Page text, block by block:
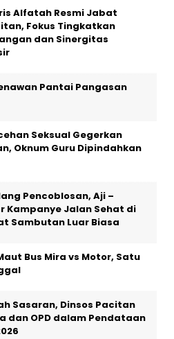
Alfatah Resmi Jabat
Fokus Tingkatkan
dan Sinergitas
Pantai Pangasan
Seksual Gegerkan
Oknum Guru Dipindahkan
Pencoblosan, Aji –
Kampanye Jalan Sehat di
Sambutan Luar Biasa
Bus Mira vs Motor, Satu
Sasaran, Dinsos Pacitan
dan OPD dalam Pendataan